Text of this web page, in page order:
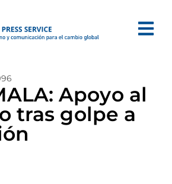
Apoyo al
tras golpe a